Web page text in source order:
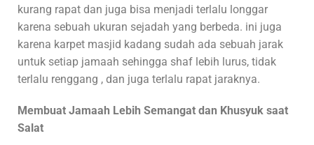
kurang rapat dan juga bisa menjadi terlalu longgar
karena sebuah ukuran sejadah yang berbeda. ini juga
karena karpet masjid kadang sudah ada sebuah jarak
untuk setiap jamaah sehingga shaf lebih lurus, tidak
terlalu renggang , dan juga terlalu rapat jaraknya.
Membuat Jamaah Lebih Semangat dan Khusyuk saat
Salat